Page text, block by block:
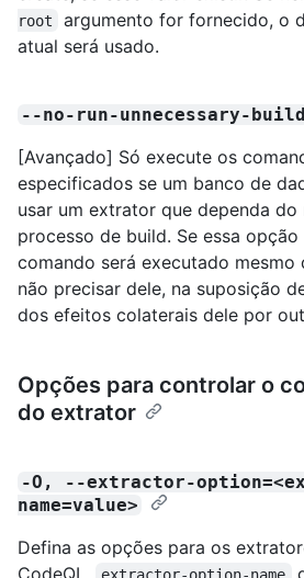
root
argumento for fornecido, o
atual será usado.
--no-run-unnecessary-
[Avançado] Só execute os
especificados se um banco de
usar um extrator que dependa
processo de build. Se essa
comando será executado mesmo
não precisar dele, na suposição
dos efeitos colaterais dele por
Opções para controlar o
do extrator
-O, --extractor-
name=value>
Defina as opções para os
CodeQL.
extractor-option-name